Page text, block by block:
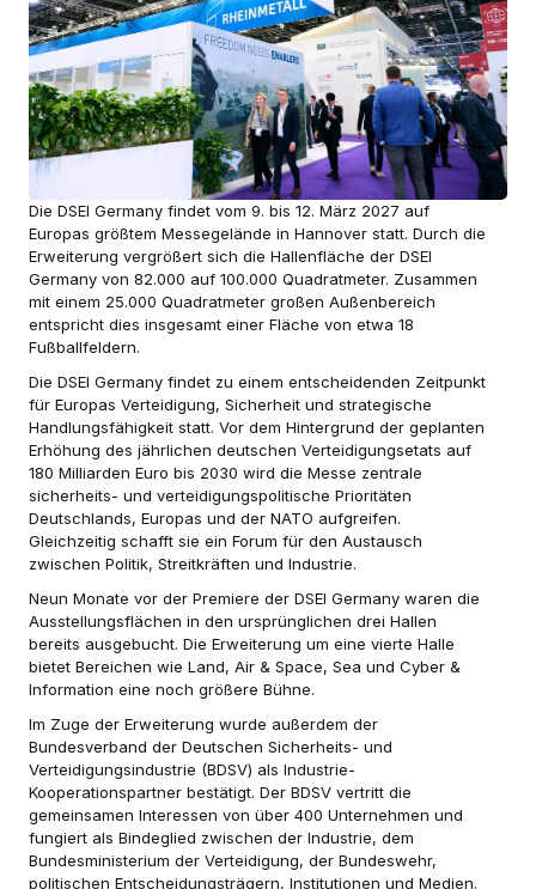
Die DSEI Germany findet vom 9. bis 12. März 2027 auf
Europas größtem Messegelände in Hannover statt. Durch die
Erweiterung vergrößert sich die Hallenfläche der DSEI
Germany von 82.000 auf 100.000 Quadratmeter. Zusammen
mit einem 25.000 Quadratmeter großen Außenbereich
entspricht dies insgesamt einer Fläche von etwa 18
Fußballfeldern.
Die DSEI Germany findet zu einem entscheidenden Zeitpunkt
für Europas Verteidigung, Sicherheit und strategische
Handlungsfähigkeit statt. Vor dem Hintergrund der geplanten
Erhöhung des jährlichen deutschen Verteidigungsetats auf
180 Milliarden Euro bis 2030 wird die Messe zentrale
sicherheits- und verteidigungspolitische Prioritäten
Deutschlands, Europas und der NATO aufgreifen.
Gleichzeitig schafft sie ein Forum für den Austausch
zwischen Politik, Streitkräften und Industrie.
Neun Monate vor der Premiere der DSEI Germany waren die
Ausstellungsflächen in den ursprünglichen drei Hallen
bereits ausgebucht. Die Erweiterung um eine vierte Halle
bietet Bereichen wie Land, Air & Space, Sea und Cyber &
Information eine noch größere Bühne.
Im Zuge der Erweiterung wurde außerdem der
Bundesverband der Deutschen Sicherheits- und
Verteidigungsindustrie (BDSV) als Industrie-
Kooperationspartner bestätigt. Der BDSV vertritt die
gemeinsamen Interessen von über 400 Unternehmen und
fungiert als Bindeglied zwischen der Industrie, dem
Bundesministerium der Verteidigung, der Bundeswehr,
politischen Entscheidungsträgern, Institutionen und Medien.